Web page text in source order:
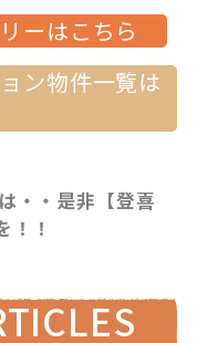
ーはこちら
ン物件一覧は
・・是非【登喜
！